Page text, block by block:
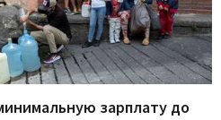
зарплату до